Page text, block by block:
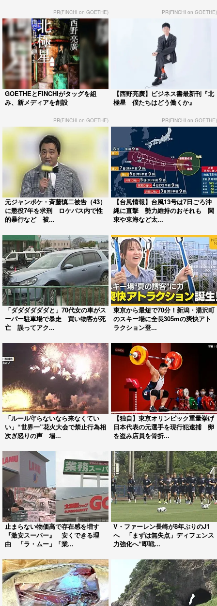
PR(FINCHI on GOETHE) PR(FINCHI on GOETHE)
GOETHEとFINCHIがタッグを組
み、新メディアを創設
PR(FINCHI on GOETHE)
【西野亮廣】ビジネス書最新刊『北
極星 僕たちはどう働くか』
PR(FINCHI on GOETHE)
元ジャンポケ・斉藤慎二被告（43）
に懲役7年を求刑 ロケバス内で性
的暴行など 被...
【台風情報】台風13号は7日ごろ沖
縄に直撃 勢力維持のおそれも 関
東や東海など太...
「ダダダダダダと」70代女の車がス
ーパー駐車場で暴走 買い物客が死
亡 誤ってアク...
東京から最短で70分！新潟・湯沢町
のスキー場に全長305mの爽快アト
ラクション登...
「ルール守らないなら来なくてい
い」“世界一”花火大会で禁止行為相
次ぎ怒りの声 場...
【独自】東京オリンピック重量挙げ
日本代表の元選手を現行犯逮捕 卵
を盗み店員を骨折...
止まらない物価高で存在感を増す
『激安スーパー』 安くできる理
由 「ラ・ムー」「業...
V・ファーレン長崎が8年ぶりのJ1
へ 「まずは無失点」ディフェンス
力強化へ“即戦...